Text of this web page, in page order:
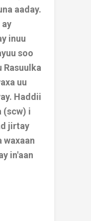
aaday.
inuu
soo
Rasuulka
uu
Haddii
(scw) i
jirtay
waxaan
in'aan